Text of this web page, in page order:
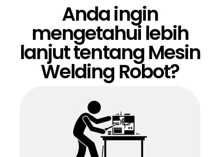
Anda ingin
mengetahui lebih
lanjut tentang Mesin
Welding Robot?